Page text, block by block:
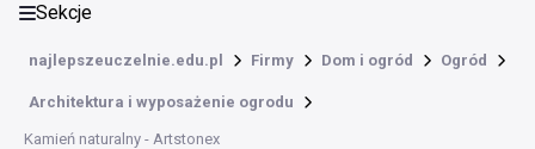
Sekcje
najlepszeuczelnie.edu.pl Firmy Dom i ogród Ogród
Architektura i wyposażenie ogrodu
Kamień naturalny - Artstonex